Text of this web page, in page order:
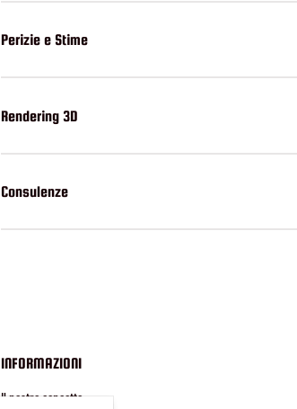
Perizie e Stime
Rendering 3D
Consulenze
INFORMAZIONI
Il nostro concetto